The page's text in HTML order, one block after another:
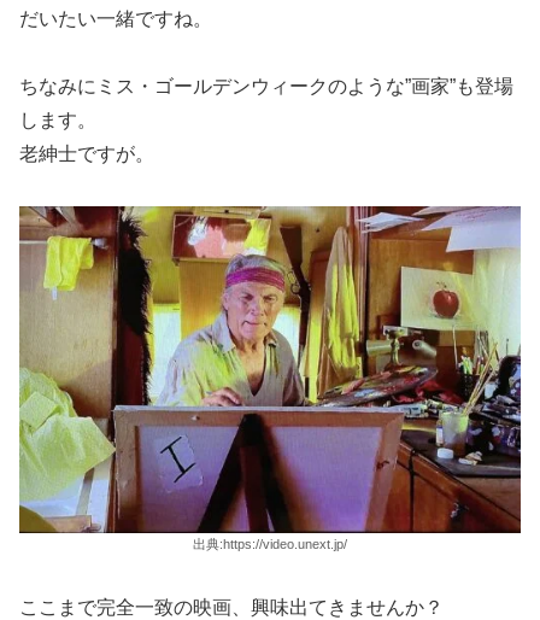
だいたい一緒ですね。
ちなみにミス・ゴールデンウィークのような”画家”も登場
します。
老紳士ですが。
出典:https://video.unext.jp/
ここまで完全一致の映画、興味出てきませんか？